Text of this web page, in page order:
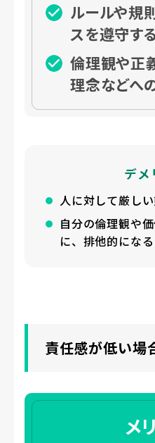
ルールや規
スを遵守する
倫理観や正
理念などへ
デメ
人に対して厳し
自分の倫理観や
に、排他的になる
責任感が低い場
メ